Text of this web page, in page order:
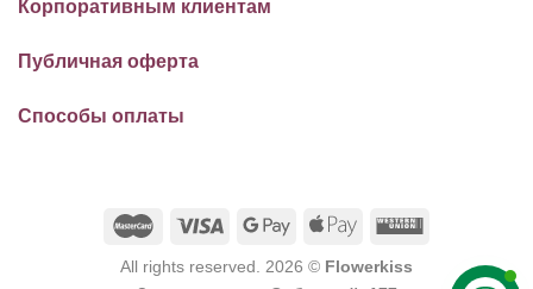
Корпоративным клиентам
Публичная оферта
Способы оплаты
All rights reserved. 2026 © Flowerkiss